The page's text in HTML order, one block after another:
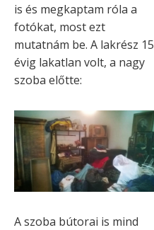
is és megkaptam róla a
fotókat, most ezt
mutatnám be. A lakrész 15
évig lakatlan volt, a nagy
szoba előtte:
A szoba bútorai is mind